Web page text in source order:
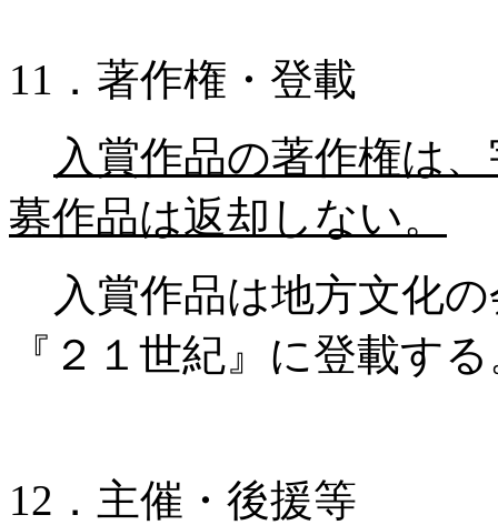
11．著作権・登載
入賞作品の著作権は
募作品は返却しない。
入賞作品は地方文化
『２１世紀』に登載す
12．主催・後援等